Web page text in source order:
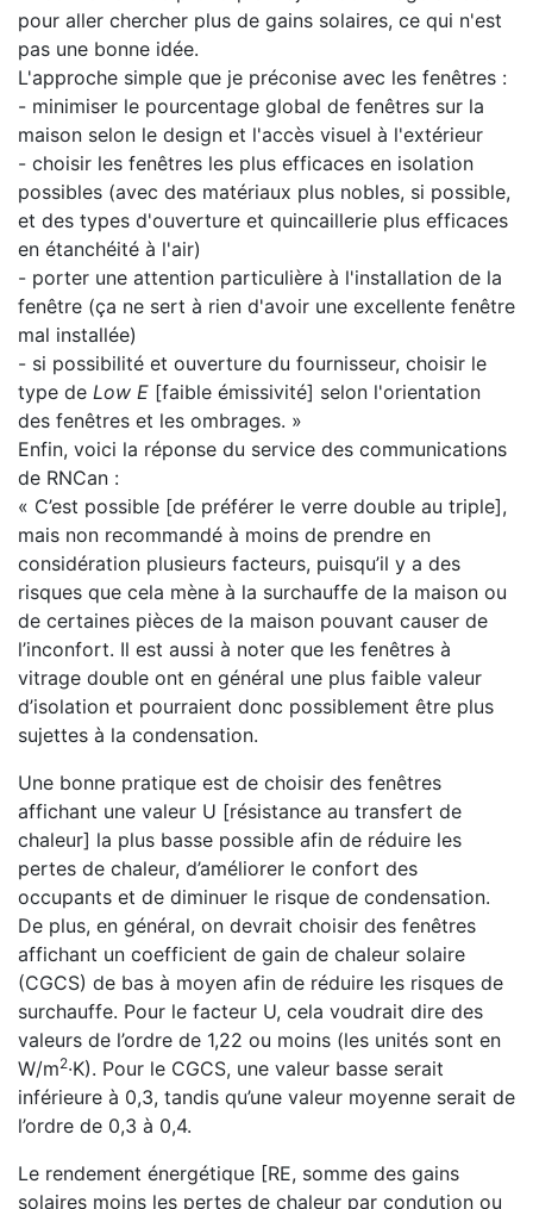
pour aller chercher plus de gains solaires, ce qui n'est
pas une bonne idée.
L'approche simple que je préconise avec les fenêtres :
- minimiser le pourcentage global de fenêtres sur la
maison selon le design et l'accès visuel à l'extérieur
- choisir les fenêtres les plus efficaces en isolation
possibles (avec des matériaux plus nobles, si possible,
et des types d'ouverture et quincaillerie plus efficaces
en étanchéité à l'air)
- porter une attention particulière à l'installation de la
fenêtre (ça ne sert à rien d'avoir une excellente fenêtre
mal installée)
- si possibilité et ouverture du fournisseur, choisir le
type de Low E [faible émissivité] selon l'orientation
des fenêtres et les ombrages. »
Enfin, voici la réponse du service des communications
de RNCan :
« C’est possible [de préférer le verre double au triple],
mais non recommandé à moins de prendre en
considération plusieurs facteurs, puisqu’il y a des
risques que cela mène à la surchauffe de la maison ou
de certaines pièces de la maison pouvant causer de
l’inconfort. Il est aussi à noter que les fenêtres à
vitrage double ont en général une plus faible valeur
d’isolation et pourraient donc possiblement être plus
sujettes à la condensation.
Une bonne pratique est de choisir des fenêtres
affichant une valeur U [résistance au transfert de
chaleur] la plus basse possible afin de réduire les
pertes de chaleur, d’améliorer le confort des
occupants et de diminuer le risque de condensation.
De plus, en général, on devrait choisir des fenêtres
affichant un coefficient de gain de chaleur solaire
(CGCS) de bas à moyen afin de réduire les risques de
surchauffe. Pour le facteur U, cela voudrait dire des
valeurs de l’ordre de 1,22 ou moins (les unités sont en
W/m2·K). Pour le CGCS, une valeur basse serait
inférieure à 0,3, tandis qu’une valeur moyenne serait de
l’ordre de 0,3 à 0,4.
Le rendement énergétique [RE, somme des gains
solaires moins les pertes de chaleur par condution ou